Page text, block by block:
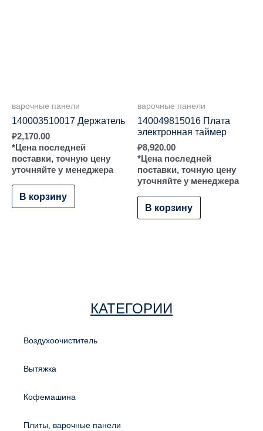
варочные панели
140003510017 Держатель
₽2,170.00
*Цена последней
поставки, точную цену
уточняйте у менеджера
В корзину
варочные панели
140049815016 Плата
электронная таймер
₽8,920.00
*Цена последней
поставки, точную цену
уточняйте у менеджера
В корзину
КАТЕГОРИИ
Воздухоочиститель
Вытяжка
Кофемашина
Плиты, варочные панели